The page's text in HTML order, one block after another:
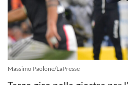
Massimo Paolone/LaPresse